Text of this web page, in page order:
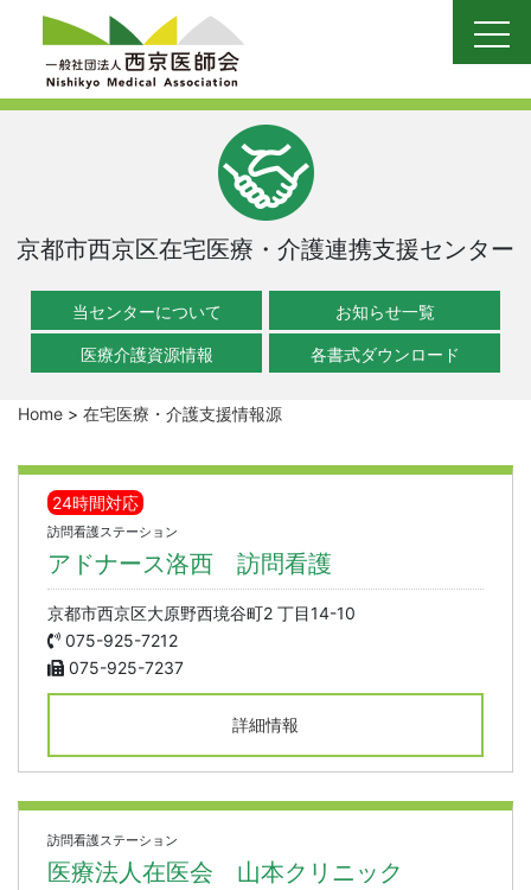
content
京都市西京区在宅医療・介護連携支援センター
当センターについて お知らせ一覧
医療介護資源情報 各書式ダウンロード
Home > 在宅医療・介護支援情報源
24時間対応
訪問看護ステーション
アドナース洛西 訪問看護
京都市西京区大原野西境谷町2 丁目14-10
075-925-7212
075-925-7237
詳細情報
訪問看護ステーション
医療法人在医会 山本クリニック